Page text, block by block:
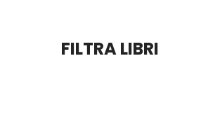
FILTRA LIBRI